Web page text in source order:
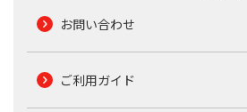
お問い合わせ
ご利用ガイド